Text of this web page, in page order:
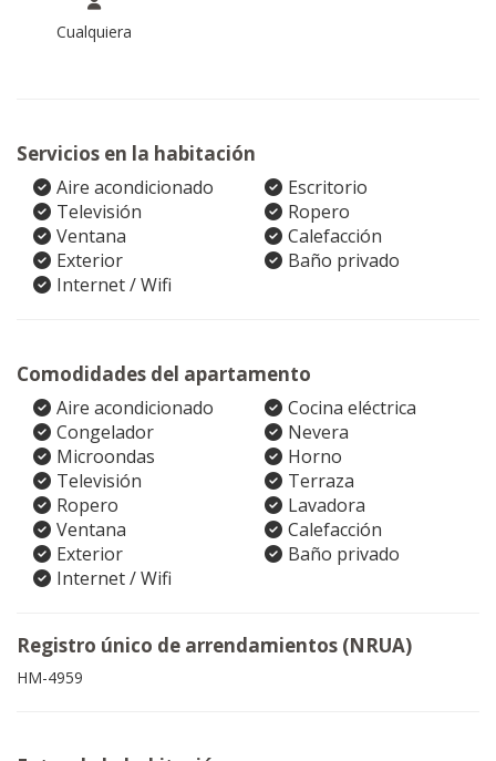
Cualquiera
Servicios en la habitación
Aire acondicionado
Escritorio
Televisión
Ropero
Ventana
Calefacción
Exterior
Baño privado
Internet / Wifi
Comodidades del apartamento
Aire acondicionado
Cocina eléctrica
Congelador
Nevera
Microondas
Horno
Televisión
Terraza
Ropero
Lavadora
Ventana
Calefacción
Exterior
Baño privado
Internet / Wifi
Registro único de arrendamientos (NRUA)
HM-4959